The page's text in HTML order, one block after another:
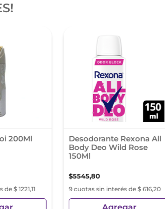
200Ml
$ 1221,11
Desodorante Rexona All
Body Deo Wild Rose
150Ml
$5545,80
9 cuotas sin interés de $ 616,20
Agregar